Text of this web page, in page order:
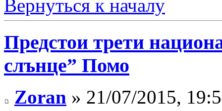
Вернуться к началу
Предстои трети
слънце” Помо
Zoran » 21/07/2015,